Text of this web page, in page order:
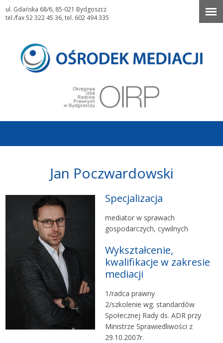
ul. Gdańska 68/6, 85-021 Bydgoszcz
tel./fax 52 322 45 36, tel. 602 494 335
Jan Poczwardowski
Specjalizacja
mediator w sprawach
gospodarczych, cywilnych
Wykształcenie,
kwalifikacje w zakresie
mediacji
1/radca prawny
2/szkolenie wg. standardów
Społecznej Rady ds. ADR przy
Ministrze Sprawiedliwości z
29.10.2007r.